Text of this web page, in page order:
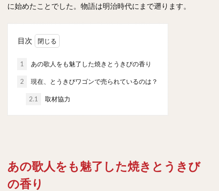
に始めたことでした。物語は明治時代にまで遡ります。
目次
1 あの歌人をも魅了した焼きとうきびの香り
2 現在、とうきびワゴンで売られているのは？
2.1 取材協力
あの歌人をも魅了した焼きとうきび
の香り